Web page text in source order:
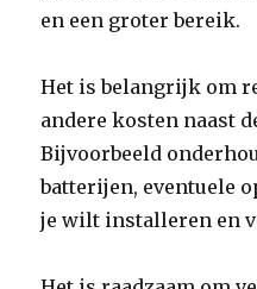
en een groter bereik.
Het is belangrijk om
andere kosten naast
Bijvoorbeeld
batterijen, eventuele
je wilt installeren en